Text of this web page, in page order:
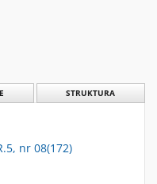
STRUKTURA
nr 08(172)